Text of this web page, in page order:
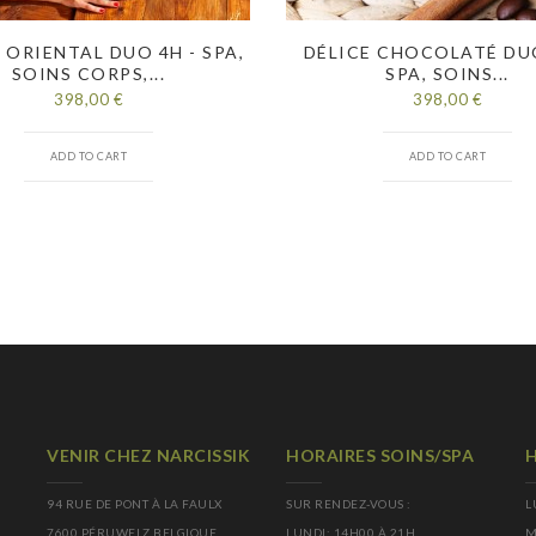
ORIENTAL DUO 4H - SPA,
SOINS CORPS,...
398,00 €
ADD TO CART
DÉLICE CHOCOLATÉ
SPA, SOINS...
398,00 €
ADD TO CART
VENIR CHEZ NARCISSIK
94 RUE DE PONT À LA FAULX
7600 PÉRUWELZ BELGIQUE
HORAIRES SOINS/SPA
SUR RENDEZ-VOUS :
LUNDI: 14H00 À 21H